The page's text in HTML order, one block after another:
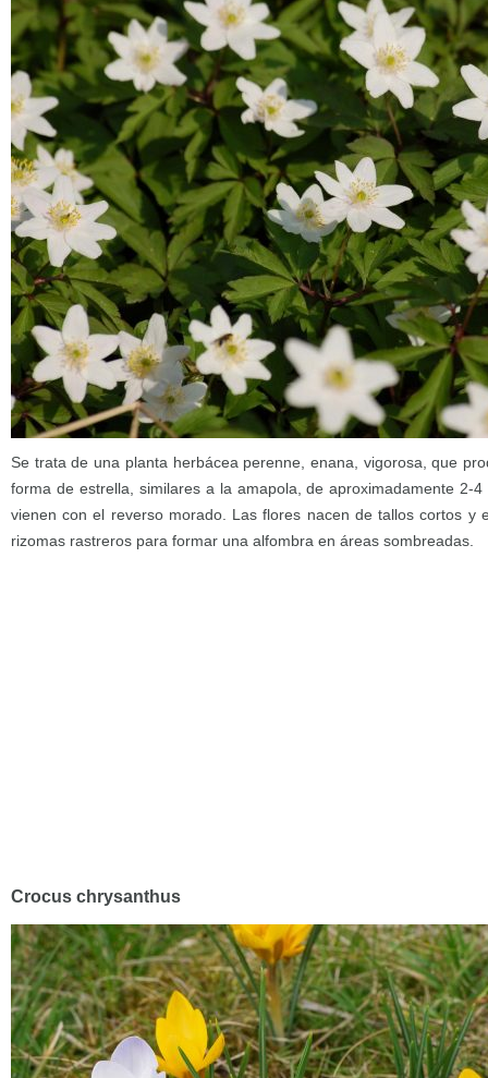
Se trata de una planta herbácea perenne, enana, vigorosa, que
forma de estrella, similares a la amapola, de aproximadamente 2-
vienen con el reverso morado. Las flores nacen de tallos cortos y
rizomas rastreros para formar una alfombra en áreas sombreadas.
Crocus chrysanthus